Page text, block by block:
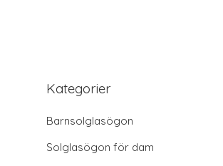
Kategorier
Barnsolglasögon
Solglasögon för dam